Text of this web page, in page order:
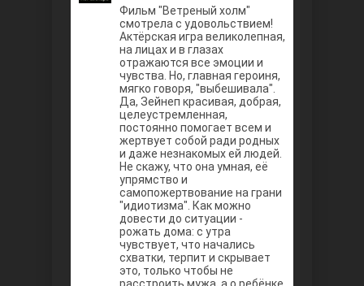
Между
Ветреный
Фильм "Ветреный холм"
смотрела с удовольствием!
Актёрская игра великолепная,
на лицах и в глазах
отражаются все эмоции и
чувства. Но, главная героиня,
мягко говоря, "выбешивала".
Да, Зейнеп красивая, добрая,
целеустремленная,
постоянно помогает всем и
жертвует собой ради родных
и даже незнакомых ей людей.
Не скажу, что она умная, её
упрямство и
самопожертвование на грани
"идиотизма". Как можно
довести до ситуации -
рожать дома: с утра
чувствует, что начались
схватки, терпит и скрывает
это, только чтобы не
расстроить мужа, а о ребёнке